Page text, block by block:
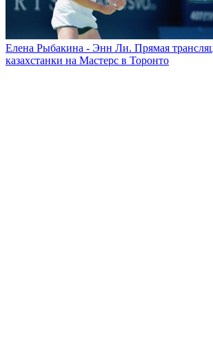
Елена Рыбакина - Энн Ли. Прямая
казахстанки на Мастерс в Торонто